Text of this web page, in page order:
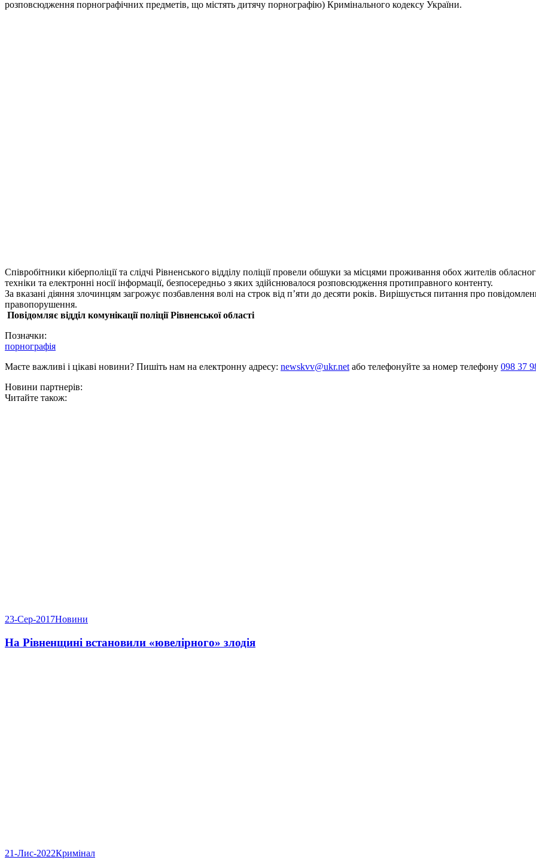
розповсюдження порнографічних предметів, що містять дитячу порнографію) Кримінального кодексу України.
Співробітники кіберполіції та слідчі Рівненського відділу поліції провели обшуки за місцями проживання обох жителів
техніки та електронні носії інформації, безпосередньо з яких здійснювалося розповсюдження протиправного контенту.
За вказані діяння злочинцям загрожує позбавлення волі на строк від п’яти до десяти років. Вирішується питання про
правопорушення.
Повідомляє відділ комунікаціїполіції Рівненської області
Позначки:
порнографія
Маєте важливі і цікаві новини? Пишіть нам на електронну адресу: newskvv@ukr.netабо телефонуйте за номер телефону 098 37
Новини партнерів:
Читайте також:
23-Сер-2017Новини
На Рівненщині встановили «ювелірного» злодія
21-Лис-2022Кримінал